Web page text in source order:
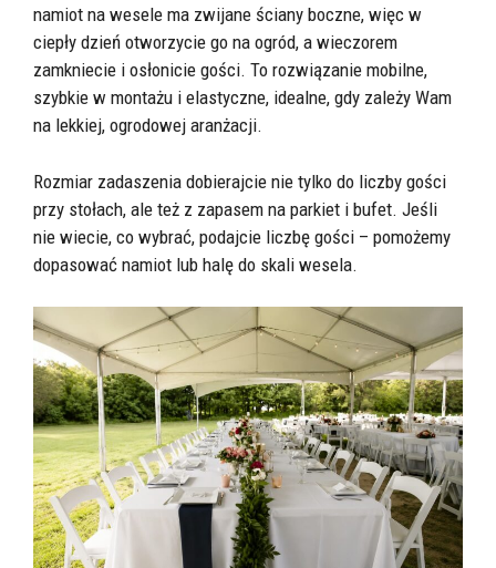
namiot na wesele ma zwijane ściany boczne, więc w
ciepły dzień otworzycie go na ogród, a wieczorem
zamkniecie i osłonicie gości. To rozwiązanie mobilne,
szybkie w montażu i elastyczne, idealne, gdy zależy Wam
na lekkiej, ogrodowej aranżacji.
Rozmiar zadaszenia dobierajcie nie tylko do liczby gości
przy stołach, ale też z zapasem na parkiet i bufet. Jeśli
nie wiecie, co wybrać, podajcie liczbę gości – pomożemy
dopasować namiot lub halę do skali wesela.